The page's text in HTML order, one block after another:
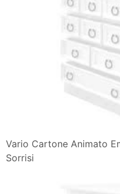
Vario Cartone Animato
Sorrisi